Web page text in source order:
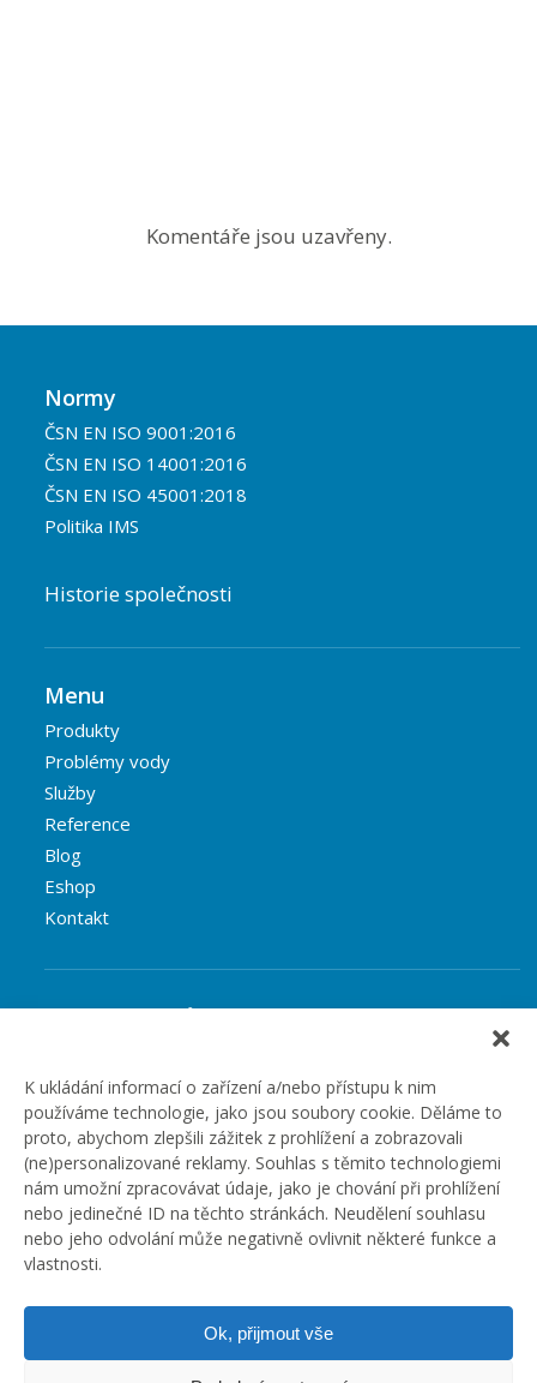
K ukládání informací o zařízení a/nebo přístupu k nim
používáme technologie, jako jsou soubory cookie. Děláme to
proto, abychom zlepšili zážitek z prohlížení a zobrazovali
(ne)personalizované reklamy. Souhlas s těmito technologiemi
nám umožní zpracovávat údaje, jako je chování při prohlížení
nebo jedinečné ID na těchto stránkách. Neudělení souhlasu
nebo jeho odvolání může negativně ovlivnit některé funkce a
vlastnosti.
Ok, přijmout vše
Komentáře jsou uzavřeny.
Normy
ČSN EN ISO 9001:2016
ČSN EN ISO 14001:2016
ČSN EN ISO 45001:2018
Politika IMS
Historie společnosti
Menu
Produkty
Problémy vody
Služby
Reference
Blog
Eshop
Kontakt
Rubriky článků
Podcast
Případové studie
Realizované zakázky
Slovník
Zaměstnání